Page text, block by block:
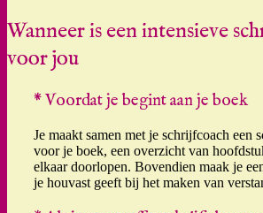
Wanneer is een intensieve
voor jou
* Voordat je begint aan je boek
Je maakt samen met je schrijfcoach een
voor je boek, een overzicht van
elkaar doorlopen. Bovendien maak je
je houvast geeft bij het maken van